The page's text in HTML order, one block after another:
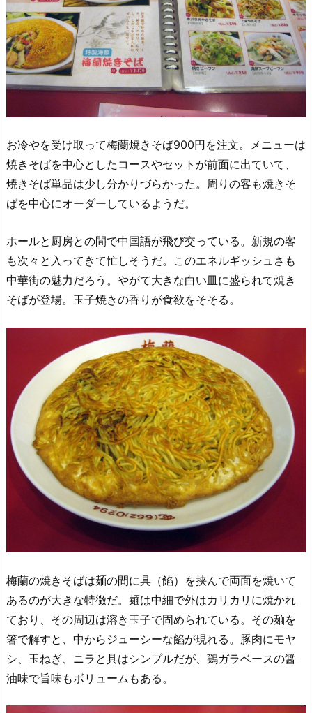
お冷やを受け取って梅蘭焼きそば900円を注文。メニューは
焼きそばを中心としたコースやセットが前面に出ていて、
焼きそば単品は少し分かりづらかった。周りの客も焼きそ
ばを中心にオーダーしているようだ。
ホールと厨房との間で中国語が飛び交っている。新規の客
も次々と入ってきて忙しそうだ。このエネルギッシュさも
中華街の魅力だろう。やがて大きな白い皿に盛られて焼き
そばが登場。玉子焼きの香りが食欲をそそる。
梅蘭の焼きそばは麺の間に具（餡）を挟んで両面を焼いて
あるのが大きな特徴だ。麺は中細で外はカリカリに焼かれ
ており、その周辺は溶き玉子で固められている。その麺を
箸で解すと、中からジューシーな餡が現れる。豚肉にモヤ
シ、玉ねぎ、ニラと具はシンプルだが、鶏ガラベースの醤
油味で旨味もボリュームもある。